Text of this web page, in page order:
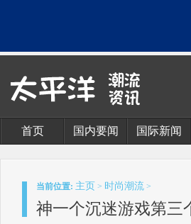
首页 国内要闻 国际新闻
当前位置: 主页 > 时尚潮流 >
神一个沉迷游戏第三